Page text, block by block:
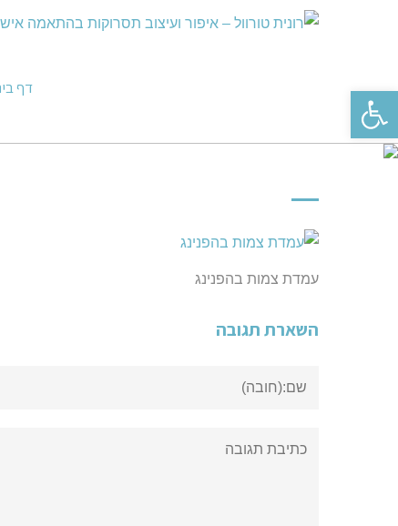
דף
עמדת צמות בהפנינג
השארת תגובה
פתח סרגל נגישות